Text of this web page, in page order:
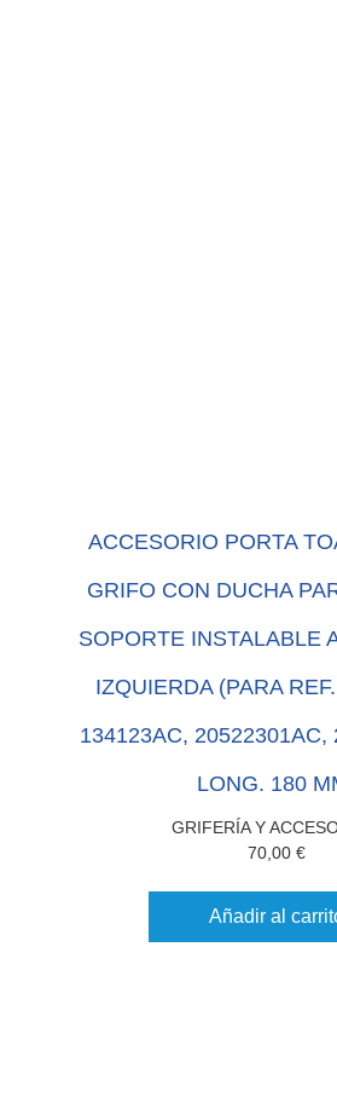
ACCESORIO PORTA
GRIFO CON DUCHA
SOPORTE INSTALABLE
IZQUIERDA (PARA
134123AC, 20522301AC,
LONG. 180
GRIFERÍA Y
70,00 €
Añadir al